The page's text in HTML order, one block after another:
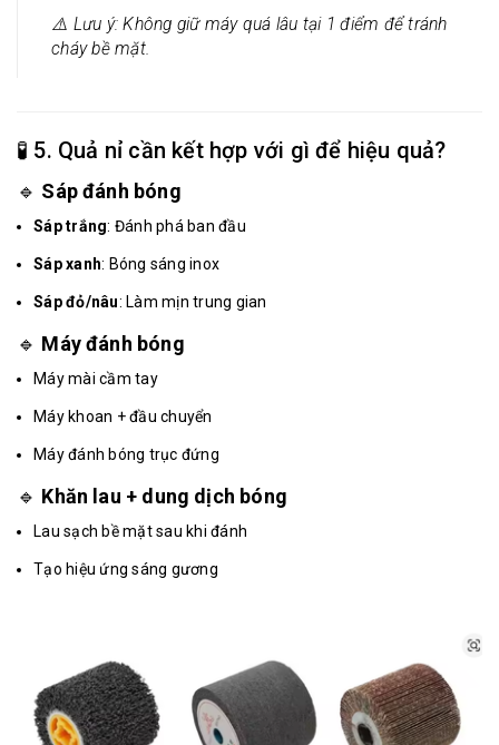
⚠️ Lưu ý: Không giữ máy quá lâu tại 1 điểm để tránh
cháy bề mặt.
🧪 5. Quả nỉ cần kết hợp với gì để hiệu quả?
🔹 Sáp đánh bóng
Sáp trắng: Đánh phá ban đầu
Sáp xanh: Bóng sáng inox
Sáp đỏ/nâu: Làm mịn trung gian
🔹 Máy đánh bóng
Máy mài cầm tay
Máy khoan + đầu chuyển
Máy đánh bóng trục đứng
🔹 Khăn lau + dung dịch bóng
Lau sạch bề mặt sau khi đánh
Tạo hiệu ứng sáng gương